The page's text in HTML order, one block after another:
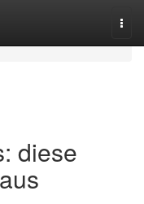
diese